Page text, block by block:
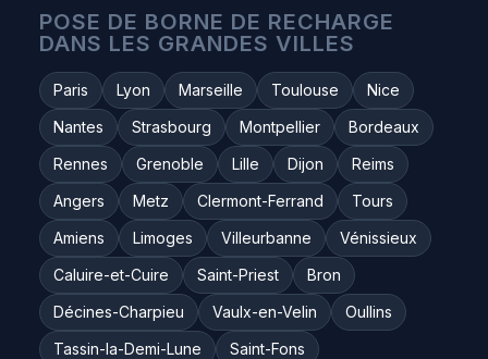
POSE DE BORNE DE RECHARGE
DANS LES GRANDES VILLES
Paris Lyon Marseille Toulouse
Nice
Nantes
Strasbourg Montpellier
Bordeaux
Rennes
Grenoble Lille Dijon
Reims
Angers
Metz Clermont-Ferrand
Tours
Amiens
Limoges Villeurbanne
Vénissieux
Caluire-et-Cuire
Saint-Priest
Bron
Décines-Charpieu
Vaulx-en-Velin
Oullins
Tassin-la-Demi-Lune
Saint-Fons